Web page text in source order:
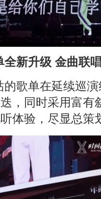
全新升级 金曲联
的歌单在延续巡
，同时采用富有
体验，尽显总策